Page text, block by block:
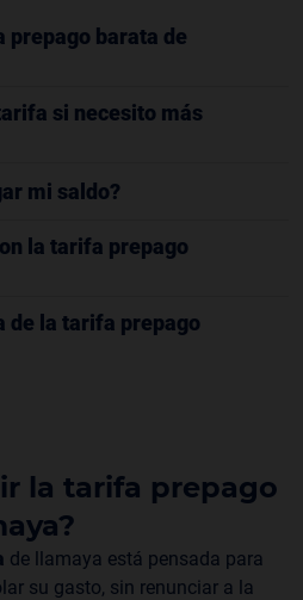
prepago barata de
si necesito más
mi saldo?
la tarifa prepago
de la tarifa prepago
la tarifa prepago
de llamaya está pensada para
su gasto, sin renunciar a la